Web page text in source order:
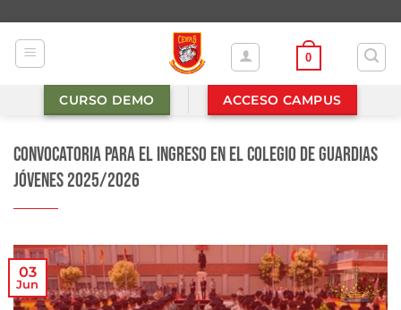
contenido
0
CURSO DEMO ACCESO CAMPUS
Convocatoria para el ingreso en el Colegio de Guardias
Jóvenes 2025/2026
03
Jun